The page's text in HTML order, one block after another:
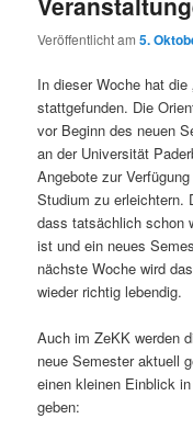
Veröffentlicht am5.
In dieser Woche hat die
stattgefunden. Die
vor Beginn des neuen
an der Universität
Angebote zur
Studium zu erleichtern.
dass tatsächlich schon
ist und ein neues
nächste Woche wird
wieder richtig lebendig.
Auch im ZeKK werden
neue Semester aktuell
einen kleinen Einblick
geben: